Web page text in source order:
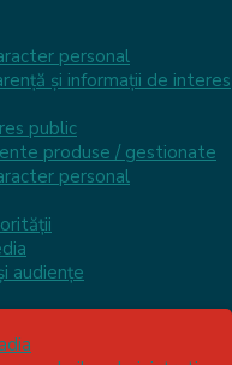
personal
și informații de interes
public
produse / gestionate
personal
audiențe
procedurii și a
a ofertelor –
(PNMS) –
de Hațeg Mehadia